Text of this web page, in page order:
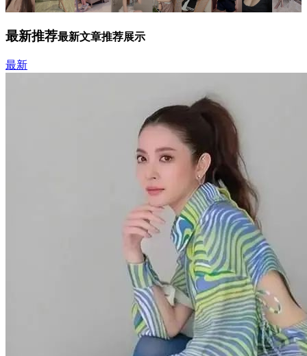
最新推荐最新文章推荐展示
最新